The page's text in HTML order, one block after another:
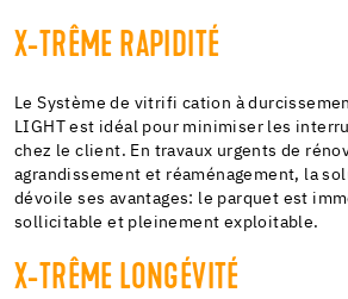
X-TRÊME RAPIDITÉ
Le Système de vitrifi cation à
LIGHT est idéal pour minimiser les
chez le client. En travaux urgents de
agrandissement et réaménagement, la
dévoile ses avantages: le parquet est
sollicitable et pleinement exploitable.
X-TRÊME LONGÉVITÉ